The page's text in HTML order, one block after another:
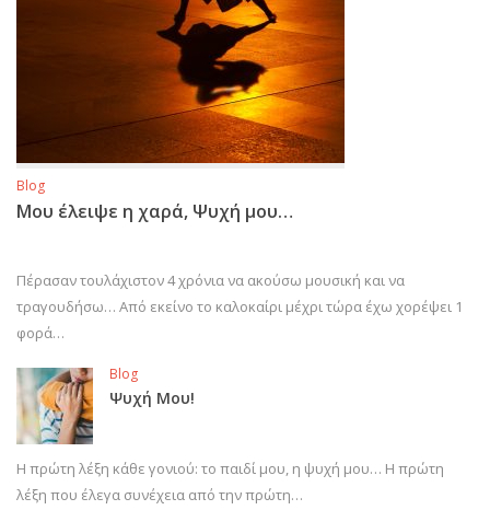
Blog
Μου έλειψε η χαρά, Ψυχή μου…
Πέρασαν τουλάχιστον 4 χρόνια να ακούσω μουσική και να
τραγουδήσω… Από εκείνο το καλοκαίρι μέχρι τώρα έχω χορέψει 1
φορά…
Blog
Ψυχή Μου!
Η πρώτη λέξη κάθε γονιού: το παιδί μου, η ψυχή μου… Η πρώτη
λέξη που έλεγα συνέχεια από την πρώτη…